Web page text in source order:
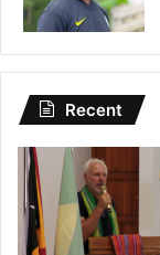
Recent